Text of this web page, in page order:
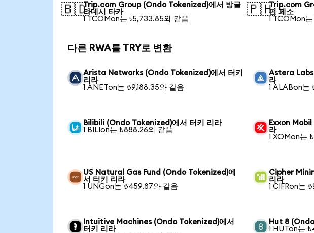
🇧🇩Trip.com Group (Ondo Tokenized)에서 방글
라데시 타카
1 TCOMon는 ৳5,733.85와 같음
🇵🇭Trip.com
핀 페소
1 TCOMon
다른 RWA를 TRY로 변환
Arista Networks (Ondo Tokenized)에서 터키
리라
1 ANETon는 ₺9,188.35와 같음
Astera Labs
라
1 ALABon는
Bilibili (Ondo Tokenized)에서 터키 리라
1 BILIon는 ₺888.26와 같음
Exxon
라
1 XOMon는
US Natural Gas Fund (Ondo Tokenized)에
서 터키 리라
1 UNGon는 ₺459.87와 같음
Cipher
리라
1 CIFRon는
Intuitive Machines (Ondo Tokenized)에서
터키 리라
Hut 8
1 HUTon는